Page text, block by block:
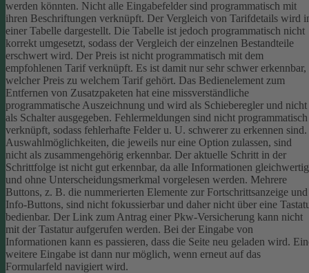
werden könnten. Nicht alle Eingabefelder sind programmatisch mit
ihren Beschriftungen verknüpft. Der Vergleich von Tarifdetails wird
einer Tabelle dargestellt. Die Tabelle ist jedoch programmatisch nicht
korrekt umgesetzt, sodass der Vergleich der einzelnen Bestandteile
erschwert wird. Der Preis ist nicht programmatisch mit dem
empfohlenen Tarif verknüpft. Es ist damit nur sehr schwer erkennbar,
welcher Preis zu welchem Tarif gehört. Das Bedienelement zum
Entfernen von Zusatzpaketen hat eine missverständliche
programmatische Auszeichnung und wird als Schieberegler und nicht
als Schalter ausgegeben. Fehlermeldungen sind nicht programmatisch
verknüpft, sodass fehlerhafte Felder u. U. schwerer zu erkennen sind.
Auswahlmöglichkeiten, die jeweils nur eine Option zulassen, sind
nicht als zusammengehörig erkennbar. Der aktuelle Schritt in der
Schrittfolge ist nicht gut erkennbar, da alle Informationen gleichwertig
und ohne Unterscheidungsmerkmal vorgelesen werden. Mehrere
Buttons, z. B. die nummerierten Elemente zur Fortschrittsanzeige und
Info-Buttons, sind nicht fokussierbar und daher nicht über eine
bedienbar. Der Link zum Antrag einer Pkw-Versicherung kann nicht
mit der Tastatur aufgerufen werden. Bei der Eingabe von
Informationen kann es passieren, dass die Seite neu geladen wird.
weitere Eingabe ist dann nur möglich, wenn erneut auf das
Formularfeld navigiert wird.